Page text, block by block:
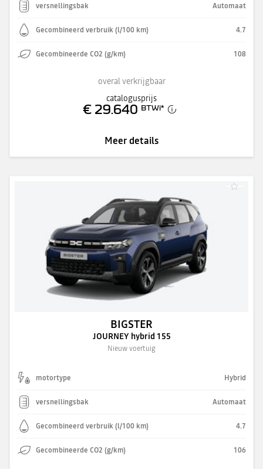
versnellingsbak Automaat
Gecombineerd verbruik (l/100 km) 4.7
Gecombineerde CO2 (g/km) 108
overal verkrijgbaar
catalogusprijs
€ 29.640 BTWi*
Meer details
BIGSTER
JOURNEY hybrid 155
Nieuw voertuig
motortype Hybrid
versnellingsbak Automaat
Gecombineerd verbruik (l/100 km) 4.7
Gecombineerde CO2 (g/km) 106